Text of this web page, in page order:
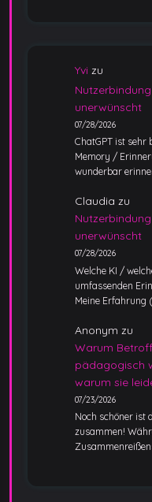
Yvi zu
unerwünscht
07/28/2026
ChatGPT ist sehr
Memory /
wunderbar
Claudia zu
unerwünscht
07/28/2026
Welche KI /
umfassenden
Meine Erfahrung
Anonym zu
Warum
pädagogisch
warum sie
07/23/2026
Noch schöner ist
zusammen!